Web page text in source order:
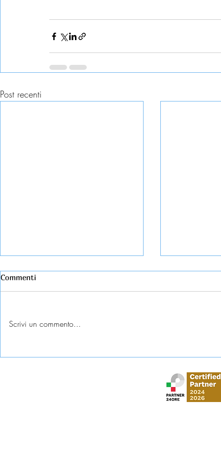
Post recenti
Commenti
Scrivi un commento...